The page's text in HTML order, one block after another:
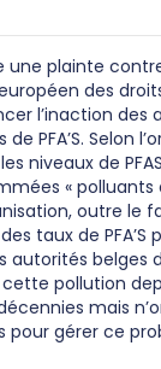
une plainte
des
l’inaction des
PFA’S. Selon
niveaux de
« polluants
outre le
taux de PFA’S
autorités belges
pollution
mais
pour gérer ce